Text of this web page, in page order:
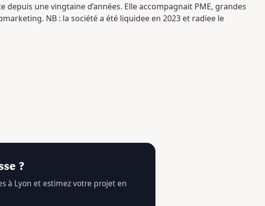
une vingtaine d’années. Elle accompagnait PME, grandes
NB : la société a été liquidee en 2023 et radiee le
?
à Lyon et estimez votre projet en